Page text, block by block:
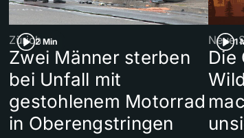
2 Min
Zürich
Zwei Männer sterben
bei Unfall mit
gestohlenem Motorrad
in Oberengstringen
1
Neue
Die